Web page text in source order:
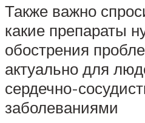
Также важно
какие препараты
обострения
актуально для
сердечно-
заболеваниями